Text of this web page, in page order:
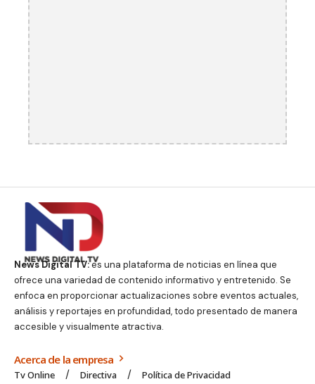
News Digital TV:es una plataforma de noticias en línea que
ofrece una variedad de contenido informativo y entretenido. Se
enfoca en proporcionar actualizaciones sobre eventos actuales,
análisis y reportajes en profundidad, todo presentado de manera
accesible y visualmente atractiva.
Acerca de la empresa
Tv Online Directiva Política de Privacidad